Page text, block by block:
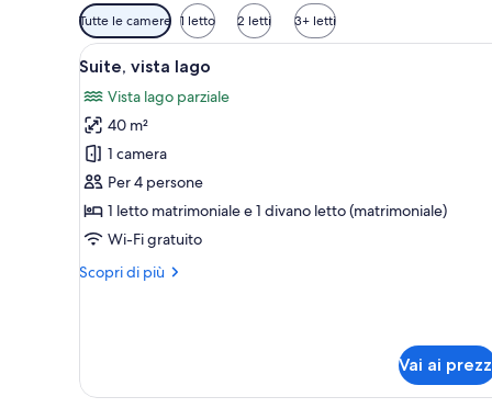
Filtri
disponibili
per
camere
Tutte le camere 1 letto 2 letti 3+ letti
Apri
tutte
le
foto
per
Suite,
vista
lago
Suite, vista lago | Biancheria
11
Suite, vista lago
Vista lago parziale
40 m²
1 camera
Per 4 persone
1 letto matrimoniale e 1 divano letto (matrimoniale)
Wi-Fi gratuito
Scopri di più
Altri
Vai ai